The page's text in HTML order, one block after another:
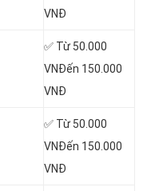
VNĐ
✅ Từ 50.000
VNĐến 150.000
VNĐ
✅ Từ 50.000
VNĐến 150.000
VNĐ